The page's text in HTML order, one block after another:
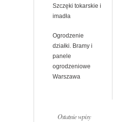
Szczęki tokarskie i
imadła
Ogrodzenie
działki. Bramy i
panele
ogrodzeniowe
Warszawa
Ostatnie wpisy